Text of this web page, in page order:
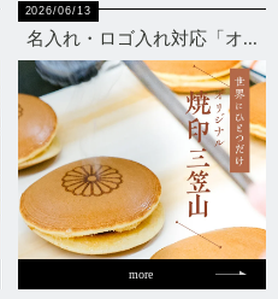
2026/06/13
名入れ・ロゴ入れ対応「オ...
more